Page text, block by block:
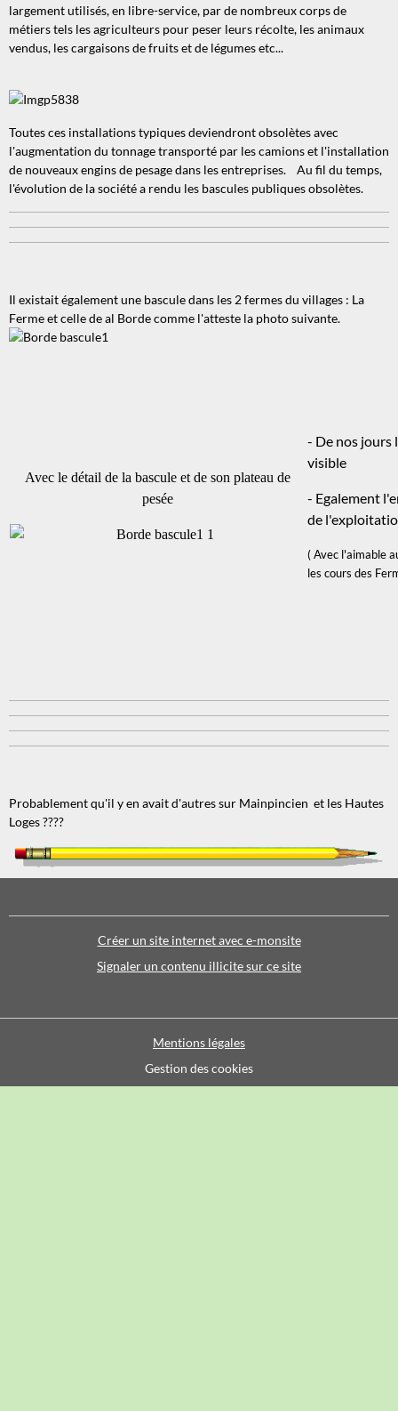
largement utilisés, en libre-service, par de nombreux corps de
métiers tels les agriculteurs pour peser leurs récolte, les animaux
vendus, les cargaisons de fruits et de légumes etc...
Toutes ces installations typiques deviendront obsolètes avec
l'augmentation du tonnage transporté par les camions et l'installation
de nouveaux engins de pesage dans les entreprises. Au fil du temps,
l'évolution de la société a rendu les bascules publiques obsolètes.
Il existait également une bascule dans les 2 fermes du villages : La
Ferme et celle de al Borde comme l'atteste la photo suivante.
Avec le détail de la bascule et de son plateau de
pesée
- De nos jours
visible
- Egalement
de
( Avec l'aimable
les cours des
Probablement qu'il y en avait d'autres sur Mainpincien et les Hautes
Loges ????
Créer un site internet avec e-monsite
Signaler un contenu illicite sur ce site
Mentions légales
Gestion des cookies